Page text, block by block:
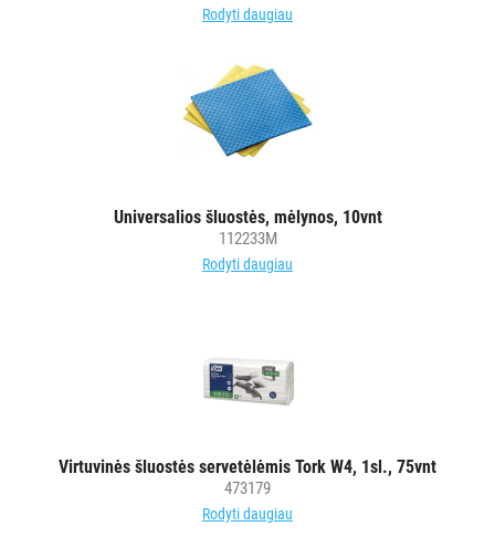
Rodyti daugiau
Universalios šluostės, mėlynos, 10vnt
112233M
Rodyti daugiau
Virtuvinės šluostės servetėlėmis Tork W4, 1sl., 75vnt
473179
Rodyti daugiau